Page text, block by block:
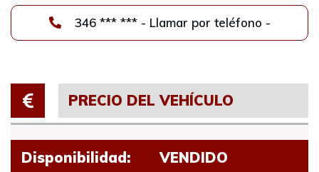
346 *** *** - Llamar por teléfono -
PRECIO DEL VEHÍCULO
Disponibilidad: VENDIDO